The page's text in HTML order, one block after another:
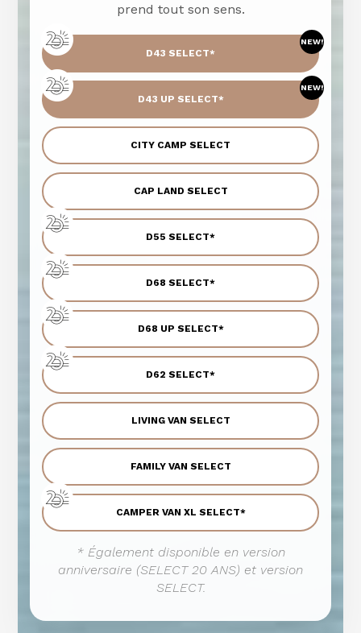
prend tout son sens.
NEW!
D43 SELECT*
NEW!
D43 UP SELECT*
CITY CAMP SELECT
CAP LAND SELECT
D55 SELECT*
D68 SELECT*
D68 UP SELECT*
D62 SELECT*
LIVING VAN SELECT
FAMILY VAN SELECT
CAMPER VAN XL SELECT*
* Également disponible en version
anniversaire (SELECT 20 ANS) et version
SELECT.